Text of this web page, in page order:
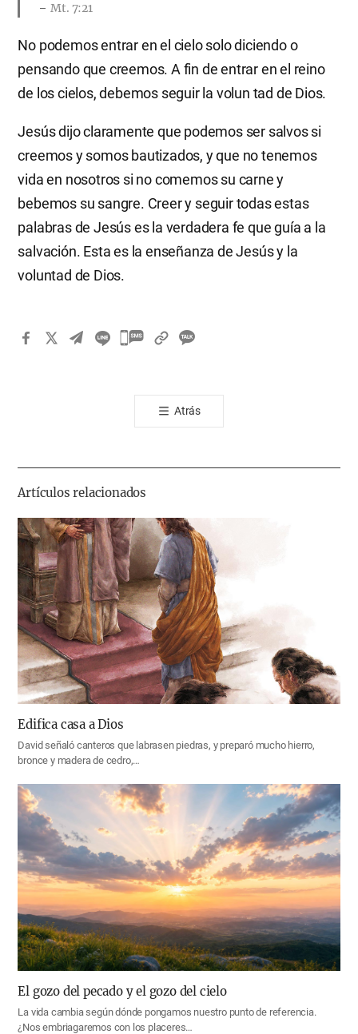
Mt. 7:21
No podemos entrar en el cielo solo diciendo o
pensando que creemos. A fin de entrar en el reino
de los cielos, debemos seguir la volun tad de Dios.
Jesús dijo claramente que podemos ser salvos si
creemos y somos bautizados, y que no tenemos
vida en nosotros si no comemos su carne y
bebemos su sangre. Creer y seguir todas estas
palabras de Jesús es la verdadera fe que guía a la
salvación. Esta es la enseñanza de Jesús y la
voluntad de Dios.
카
톡
공
기
Atrás
Artículos relacionados
Edifica casa a Dios
David señaló canteros que labrasen piedras, y preparó mucho hierro,
bronce y madera de cedro,…
El gozo del pecado y el gozo del cielo
La vida cambia según dónde pongamos nuestro punto de referencia.
¿Nos embriagaremos con los placeres…